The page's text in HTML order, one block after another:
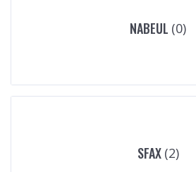
NABEUL (0)
SFAX (2)